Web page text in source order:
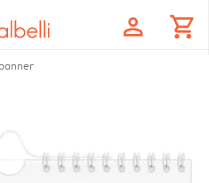
profile shopping_cart